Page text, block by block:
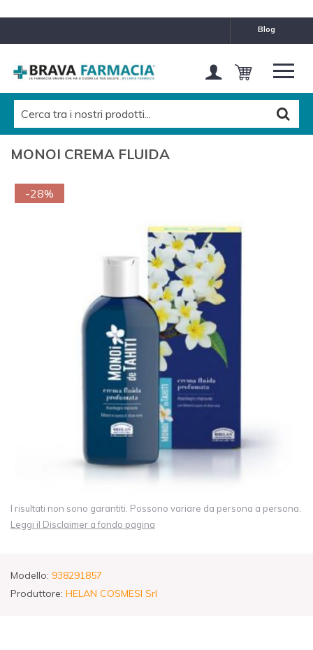
blog
MONOI CREMA FLUIDA
-28%
I risultati non sono garantiti. Possono variare da persona a persona.
Leggi il Disclaimer a fondo pagina
Modello: 938291857
Produttore: HELAN COSMESI Srl